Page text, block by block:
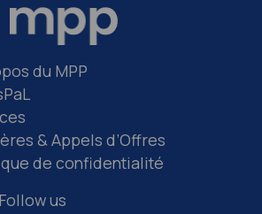
du MPP
& Appels d’Offres
de confidentialité
Follow us